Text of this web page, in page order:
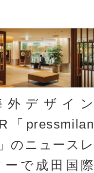
外デザイン
「pressmilan
のニュースレ
ーで成田国際